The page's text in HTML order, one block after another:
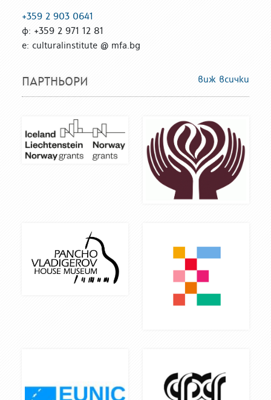
+359 2 903 0641
ф: +359 2 971 12 81
е: culturalinstitute @ mfa.bg
ПАРТНЬОРИ виж всички